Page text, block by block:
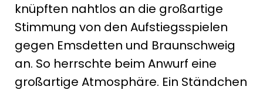
knüpften nahtlos an die großartige
Stimmung von den Aufstiegsspielen
gegen Emsdetten und Braunschweig
an. So herrschte beim Anwurf eine
großartige Atmosphäre. Ein Ständchen